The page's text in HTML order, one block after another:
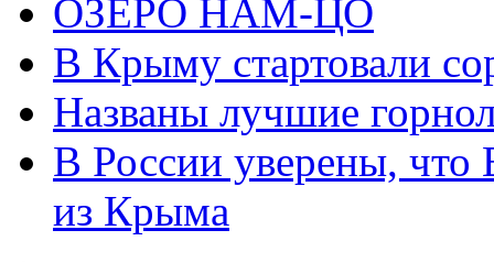
ОЗЕРО НАМ-ЦО
В Крыму стартовали
Названы лучшие
В России уверены, что
из Крыма